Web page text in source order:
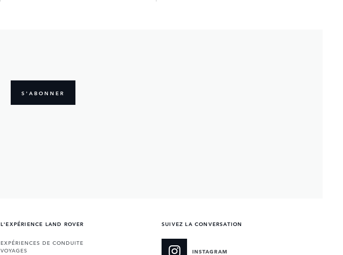
S'ABONNER
L'EXPÉRIENCE LAND ROVER
EXPÉRIENCES DE CONDUITE
VOYAGES
SUIVEZ LA CONVERSATION
INSTAGRAM